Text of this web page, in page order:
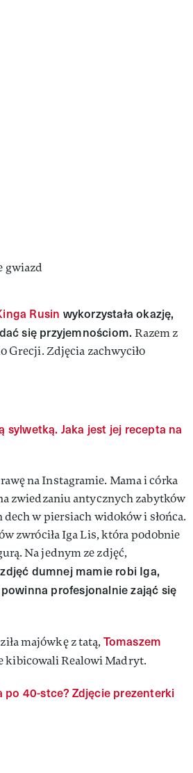
Rusin wykorzystała okazję,
się przyjemnościom.Razem z
Grecji. Zdjęcia zachwyciło
sylwetką. Jaka jest jej recepta na
na Instagramie. Mama i córka
zwiedzaniu antycznych zabytków
w piersiach widoków i słońca.
zwróciła Iga Lis, która podobnie
Na jednym ze zdjęć,
dumnej mamie robi Iga,
profesjonalnie zająć się
majówkę z tatą, Tomaszem
kibicowali Realowi Madryt.
40-stce? Zdjęcie prezenterki